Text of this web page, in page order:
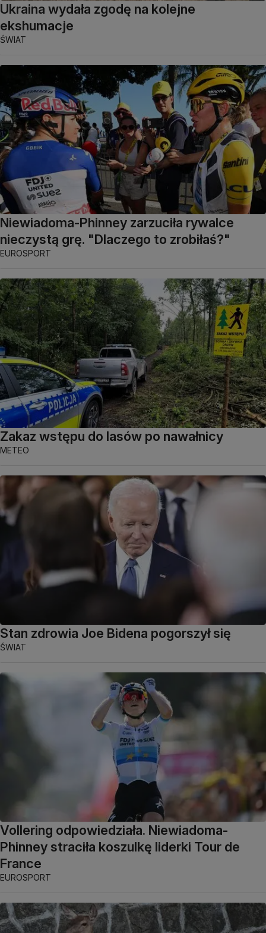
Ukraina wydała zgodę na kolejne
ekshumacje
ŚWIAT
Niewiadoma-Phinney zarzuciła rywalce
nieczystą grę. "Dlaczego to zrobiłaś?"
EUROSPORT
Zakaz wstępu do lasów po nawałnicy
METEO
Stan zdrowia Joe Bidena pogorszył się
ŚWIAT
Vollering odpowiedziała. Niewiadoma-
Phinney straciła koszulkę liderki Tour de
France
EUROSPORT